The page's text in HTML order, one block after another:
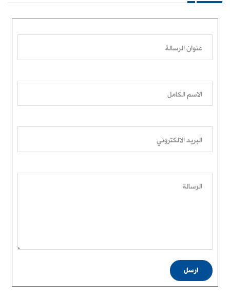
عنوان الرسالة
الاسم الكامل
البريد الالكتروني
الرسالة
ارسل